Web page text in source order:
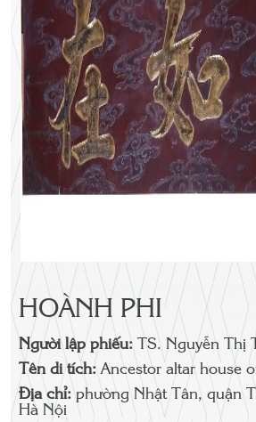
HOÀNH PHI
Người lập phiếu: TS. Nguyễn Thị
Tên di tích:Ancestor altar house
Địa chỉ:phường Nhật Tân, quận
Hà Nội